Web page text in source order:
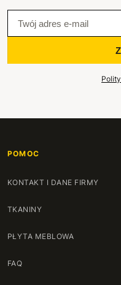
POMOC
KONTAKT I DANE FIRMY
TKANINY
PŁYTA MEBLOWA
FAQ